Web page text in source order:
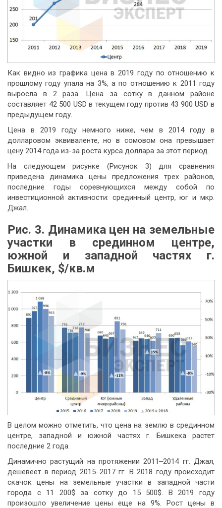
Как видно из графика цена в 2019 году по отношению к
прошлому году упала на 3%, а по отношению к 2011 году
выросла в 2 раза. Цена за сотку в данном районе
составляет 42 500 USD в текущем году против 43 900 USD в
предыдущем году.
Цена в 2019 году немного ниже, чем в 2014 году в
долларовом эквиваленте, но в сомовом она превышает
цену 2014 года из-за роста курса доллара за этот период.
На следующем рисунке (Рисунок 3) для сравнения
приведена динамика цены предложения трех районов,
последние годы соревнующихся между собой по
инвестиционной активности: срединный центр, юг и мкр.
Джал.
Рис. 3. Динамика цен на земельные
участки в срединном центре,
южной и западной частях г.
Бишкек, $/кв.м
В целом можно отметить, что цена на землю в срединном
центре, западной и южной частях г. Бишкека растет
последние 2 года.
Динамично растущий на протяжении 2011‒2014 гг. Джал,
дешевеет в период 2015‒2017 гг. В 2018 году происходит
скачок цены на земельные участки в западной части
города с 11 200$ за сотку до 15 500$. В 2019 году
произошло увеличение цены еще на 9%. Рост цены в